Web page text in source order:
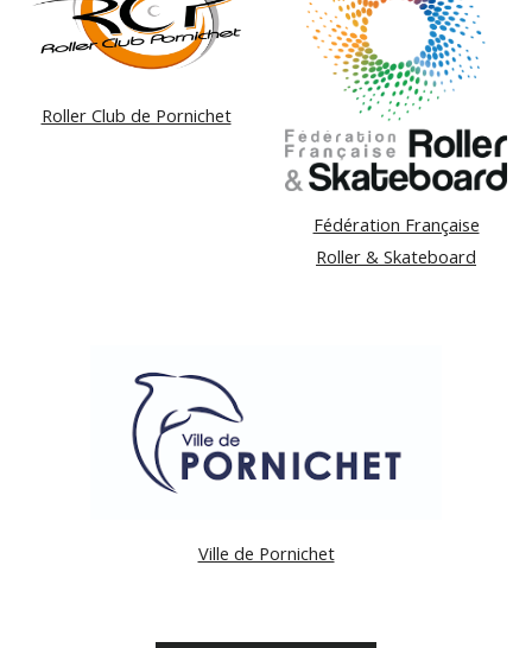
Roller Club de Pornichet
Fédération Française
Roller & Skateboard
Ville de Pornichet